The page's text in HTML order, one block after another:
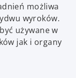
możliwa
wyroków.
używane w
jak i organy